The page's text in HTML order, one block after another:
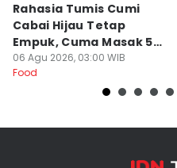
Rahasia Tumis Cumi
Cabai Hijau Tetap
Empuk, Cuma Masak 5
Menit!
06 Agu 2026, 03:00 WIB
Food